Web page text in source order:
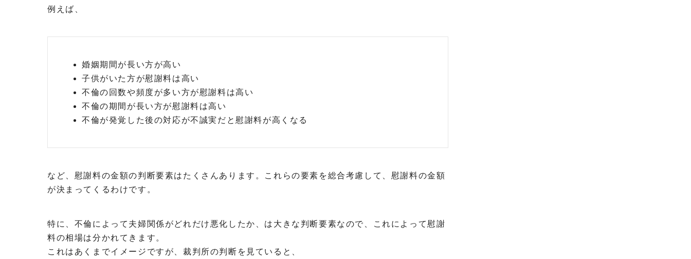
例えば、
婚姻期間が長い方が高い
子供がいた方が慰謝料は高い
不倫の回数や頻度が多い方が慰謝料は高い
不倫の期間が長い方が慰謝料は高い
不倫が発覚した後の対応が不誠実だと慰謝料が高くなる
など、慰謝料の金額の判断要素はたくさんあります。これらの要素を総合考慮して、慰謝料の金額
が決まってくるわけです。
特に、不倫によって夫婦関係がどれだけ悪化したか、は大きな判断要素なので、これによって慰謝
料の相場は分かれてきます。
これはあくまでイメージですが、裁判所の判断を見ていると、